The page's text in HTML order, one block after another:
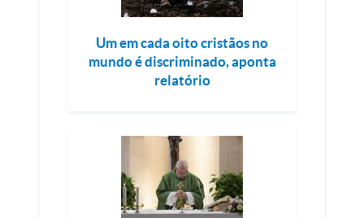
Um em cada oito cristãos no
mundo é discriminado, aponta
relatório